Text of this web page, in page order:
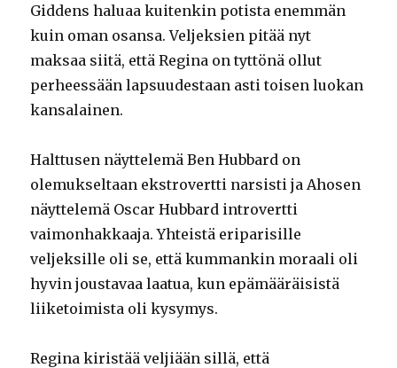
Giddens haluaa kuitenkin potista enemmän
kuin oman osansa. Veljeksien pitää nyt
maksaa siitä, että Regina on tyttönä ollut
perheessään lapsuudestaan asti toisen luokan
kansalainen.
Halttusen näyttelemä Ben Hubbard on
olemukseltaan ekstrovertti narsisti ja Ahosen
näyttelemä Oscar Hubbard introvertti
vaimonhakkaaja. Yhteistä eriparisille
veljeksille oli se, että kummankin moraali oli
hyvin joustavaa laatua, kun epämääräisistä
liiketoimista oli kysymys.
Regina kiristää veljiään sillä, että